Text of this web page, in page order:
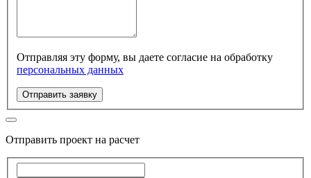
Отправляя эту форму, вы даете согласие на обработку
персональных данных
Отправить заявку
Отправить проект на расчет